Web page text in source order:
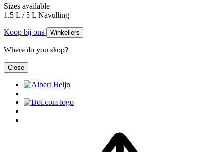
Sizes available
1.5 L / 5 L Navulling
Koop bij ons Winkeliers
Where do you shop?
Close